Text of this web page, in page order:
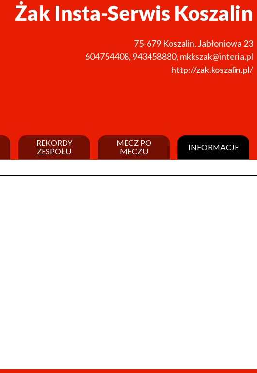
Żak Insta-Serwis Koszalin
75-679 Koszalin, Jabłoniowa 23
604754408, 943458880, mkkszak@interia.pl
http://zak.koszalin.pl/
REKORDY
ZESPOŁU
MECZ PO
MECZU
INFORMACJE